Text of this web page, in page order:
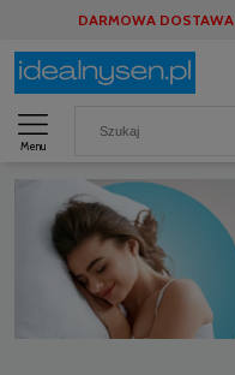
DARMOWA DOSTAWA
Menu